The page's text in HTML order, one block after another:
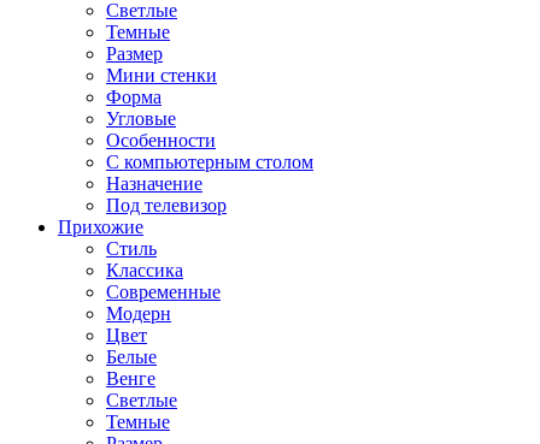
Светлые
Темные
Размер
Мини стенки
Форма
Угловые
Особенности
С компьютерным столом
Назначение
Под телевизор
Прихожие
Стиль
Классика
Современные
Модерн
Цвет
Белые
Венге
Светлые
Темные